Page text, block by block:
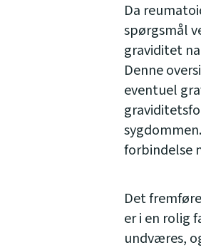
Da
spørgsmål
graviditet
Denne
eventuel
forbindelse
Det
er i en rolig
undværes,